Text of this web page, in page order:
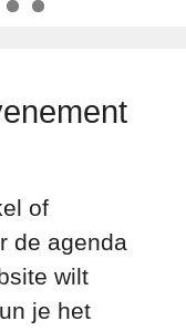
of
de agenda
wilt
je het